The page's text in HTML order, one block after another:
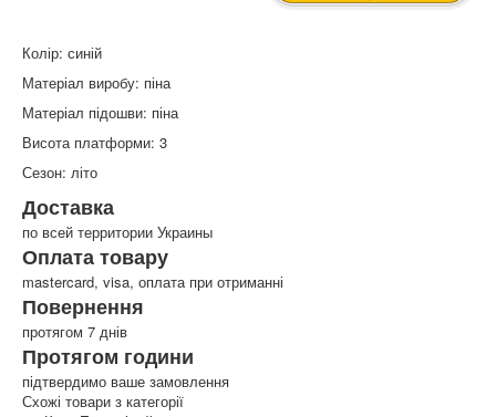
Колір: синій
Матеріал виробу: піна
Матеріал підошви: піна
Висота платформи: 3
Сезон: літо
Доставка
по всей территории Украины
Оплата товару
mastercard, visa, оплата при отриманні
Повернення
протягом 7 днів
Протягом години
підтвердимо ваше замовлення
Схожі товари з категорії